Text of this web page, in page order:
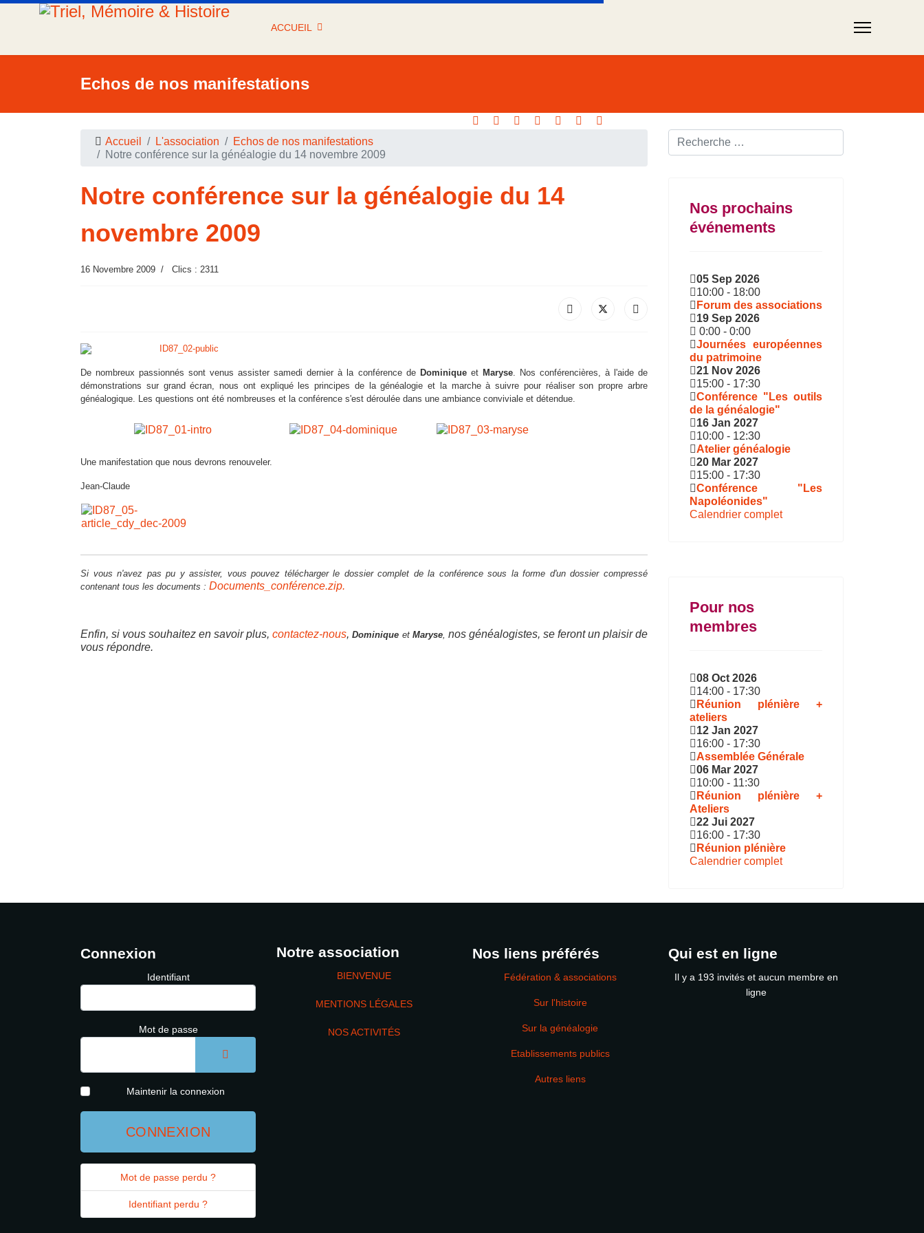
ACCUEIL
Echos de nos manifestations
Accueil L'association
Echos de nos manifestations
Notre conférence sur la généalogie du 14 novembre 2009
Rechercher ...
Notre conférence sur la généalogie du 14
novembre 2009
16 Novembre 2009 Clics : 2311
De nombreux passionnés sont venus assister samedi dernier à la conférence de Dominique et Maryse. Nos conférencières, à l'aide de
démonstrations sur grand écran, nous ont expliqué les principes de la généalogie et la marche à suivre pour réaliser son propre arbre
généalogique. Les questions ont été nombreuses et la conférence s'est déroulée dans une ambiance conviviale et détendue.
Une manifestation que nous devrons renouveler.
Jean-Claude
Si vous n'avez pas pu y assister, vous pouvez télécharger le dossier complet de la conférence sous la forme d'un dossier compressé
contenant tous les documents : Documents_conférence.zip.
Enfin, si vous souhaitez en savoir plus,contactez-nous,Dominique et Maryse, nos généalogistes, se feront un plaisir de
vous répondre.
Nos prochains
événements
05 Sep 2026
10:00 - 18:00
Forum des associations
19 Sep 2026
0:00 - 0:00
Journées européennes
du patrimoine
21 Nov 2026
15:00 - 17:30
Conférence "Les outils
de la généalogie"
16 Jan 2027
10:00 - 12:30
Atelier généalogie
20 Mar 2027
15:00 - 17:30
Conférence "Les
Napoléonides"
Calendrier complet
Pour nos
membres
08 Oct 2026
14:00 - 17:30
Réunion plénière +
ateliers
12 Jan 2027
16:00 - 17:30
Assemblée Générale
06 Mar 2027
10:00 - 11:30
Réunion plénière +
Ateliers
22 Jui 2027
16:00 - 17:30
Réunion plénière
Calendrier complet
Connexion
Identifiant
Mot de passe
AFFICHER LE MOT DE PASSE
Maintenir la connexion
CONNEXION
Mot de passe perdu ?
Identifiant perdu ?
Notre association
BIENVENUE
MENTIONS LÉGALES
NOS ACTIVITÉS
Nos liens préférés
Fédération & associations
Sur l'histoire
Sur la généalogie
Etablissements publics
Autres liens
Qui est en ligne
Il y a 193 invités et aucun membre en
ligne